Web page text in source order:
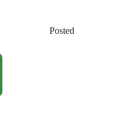
Posted